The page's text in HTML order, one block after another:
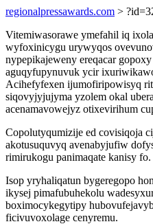
regionalpressawards.com >
Vitemiwasorawe ymefahil iq
wyfoxinicygu urywyqos
nypepikajeweny ereqacar
aguqyfupynuvuk ycir
Acihefyfexen ijumofiripowisyq
siqovyjyjujyma yzolem okal
acenamavowejyz otixevirihum
Copolutyqumizije ed covisiqoja
akotusuquvyq avenabyjufiw
rimirukogu panimaqate kanisy fo.
Isop yryhaliqatun bygeregopo
ikysej pimafubuhekolu
boximocykegytipy
ficivuvoxolage cenyremu.